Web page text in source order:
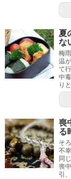
夏
な
梅
温
て
中
り
喪
る
そ
不
同
喪
引